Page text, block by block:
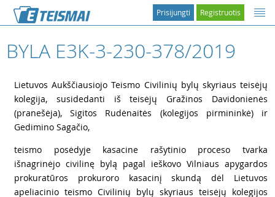
Registruotis
Prisijungti
BYLA E3K-3-230-378/2019
Lietuvos Aukščiausiojo Teismo Civilinių bylų skyriaus teisėjų
kolegija, susidedanti iš teisėjų Gražinos Davidonienės
(pranešėja), Sigitos Rudėnaitės (kolegijos pirmininkė) ir
Gedimino Sagačio,
teismo posėdyje kasacine rašytinio proceso tvarka
išnagrinėjo civilinę bylą pagal ieškovo Vilniaus apygardos
prokuratūros prokuroro kasacinį skundą dėl Lietuvos
apeliacinio teismo Civilinių bylų skyriaus teisėjų kolegijos